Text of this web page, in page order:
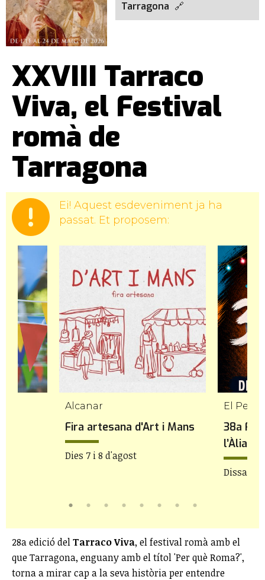
Tarragona
XXVIII Tarraco
Viva, el Festival
romà de
Tarragona
Ei! Aquest esdeveniment ja ha
passat. Et proposem:
Alcanar
Fira artesana d'Art i Mans
Dies 7 i 8 d'agost
El
38a
l’Àlia
Dissabte
28a edició delTarraco Viva, el festival romà amb el
que Tarragona, enguany amb el títol 'Per què Roma?',
torna a mirar cap a la seva història per entendre